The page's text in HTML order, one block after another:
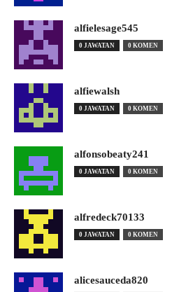
alfielesage545
0 JAWATAN 0 KOMEN
alfiewalsh
0 JAWATAN 0 KOMEN
alfonsobeaty241
0 JAWATAN 0 KOMEN
alfredeck70133
0 JAWATAN 0 KOMEN
alicesauceda820